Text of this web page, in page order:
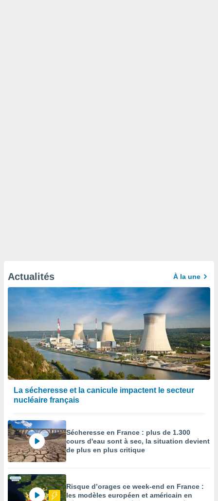
Actualités À la une
La sécheresse et la canicule impactent le secteur
nucléaire français
Sécheresse en France : plus de 1.300
cours d'eau sont à sec, la situation devient
de plus en plus critique
Risque d’orages ce week-end en France :
les modèles européen et américain en